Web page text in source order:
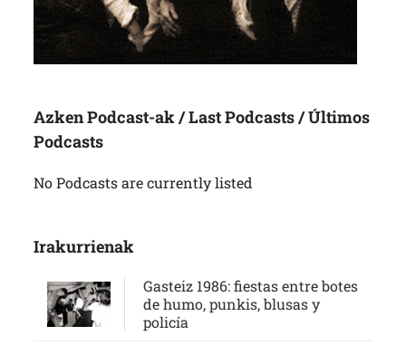
Azken Podcast-ak / Last Podcasts / Últimos
Podcasts
No Podcasts are currently listed
Irakurrienak
Gasteiz 1986: fiestas entre botes
de humo, punkis, blusas y
policía